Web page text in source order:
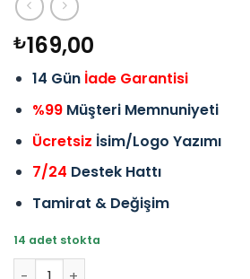
₺169,00
14 Gün İade Garantisi
%99Müşteri Memnuniyeti
Ücretsiz İsim/Logo Yazımı
7/24 Destek Hattı
Tamirat & Değişim
14 adet stokta
Zippo Çakmak Siyah Renk adet